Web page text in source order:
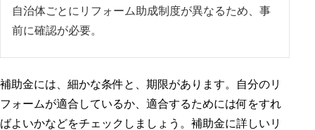
自治体ごとにリフォーム助成制度が異なるため、事
前に確認が必要。
補助金には、細かな条件と、期限があります。自分のリ
フォームが適合しているか、適合するためには何をすれ
ばよいかなどをチェックしましょう。補助金に詳しいリ